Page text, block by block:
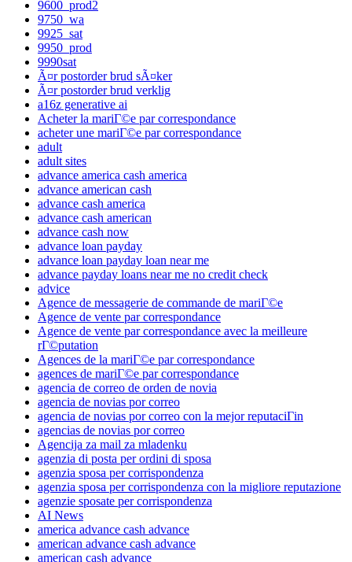
9600_prod2
9750_wa
9925_sat
9950_prod
9990sat
Ã¤r postorder brud sÃ¤ker
Ã¤r postorder brud verklig
a16z generative ai
Acheter la mariГ©e par correspondance
acheter une mariГ©e par correspondance
adult
adult sites
advance america cash america
advance american cash
advance cash america
advance cash american
advance cash now
advance loan payday
advance loan payday loan near me
advance payday loans near me no credit check
advice
Agence de messagerie de commande de mariГ©e
Agence de vente par correspondance
Agence de vente par correspondance avec la meilleure
rГ©putation
Agences de la mariГ©e par correspondance
agences de mariГ©e par correspondance
agencia de correo de orden de novia
agencia de novias por correo
agencia de novias por correo con la mejor reputaciГіn
agencias de novias por correo
Agencija za mail za mladenku
agenzia di posta per ordini di sposa
agenzia sposa per corrispondenza
agenzia sposa per corrispondenza con la migliore reputazione
agenzie sposate per corrispondenza
AI News
america advance cash advance
american advance cash advance
american cash advance